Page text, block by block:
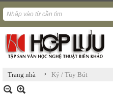
Trang nhà › Ký / Tùy Bút